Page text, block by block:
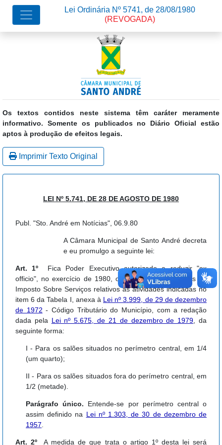
Os textos contidos neste sistema têm caráter meramente
informativo. Somente os publicados no Diário Oficial estão
aptos à produção de efeitos legais.
Lei Ordinária Nº 5741, de 28/08/1980
(REVOGADA)
Imprimir Texto Original
LEI Nº 5.741, DE 28 DE AGOSTO DE 1980
Publ. "Sto. André em Notícias", 06.9.80
A Câmara Municipal de Santo André decreta
e eu promulgo a seguinte lei:
Art. 1º Fica Poder Executivo autorizado a reduzir "ex
officio", no exercício de 1980, o valor dos lançamentos do
Imposto Sobre Serviços relativos às atividades indicadas no
item 6 da Tabela I, anexa à Lei nº 3.999, de 29 de dezembro
de 1972 - Código Tributário do Município, com a redação
dada pela Lei nº 5.675, de 21 de dezembro de 1979 , da
seguinte forma:
I - Para os salões situados no perímetro central, em 1/4
(um quarto);
II - Para os salões situados fora do perímetro central, em
1/2 (metade).
Parágrafo único. Entende-se por perímetro central o
assim definido na Lei nº 1.303, de 30 de dezembro de
1957
Art. 2º A medida de que trata o artigo 1º desta lei será